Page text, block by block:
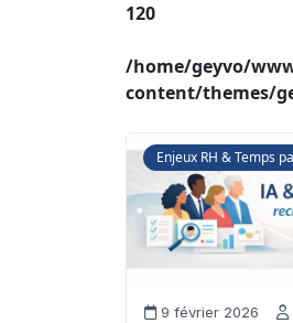
120
/home/geyvo/
content/themes/
Enjeux RH & Temps
9 février 2026